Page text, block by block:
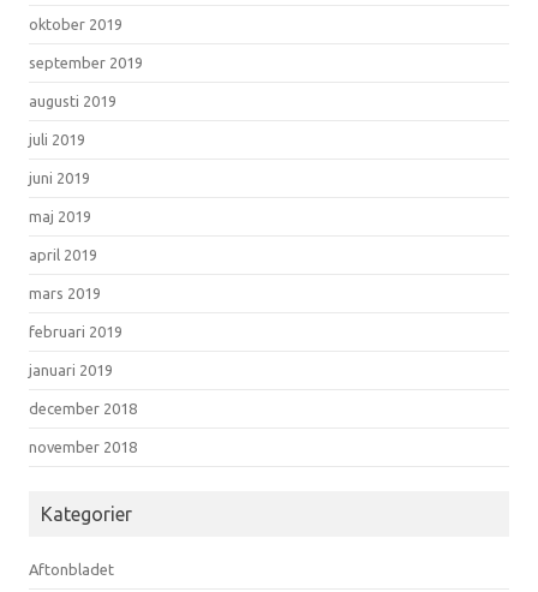
oktober 2019
september 2019
augusti 2019
juli 2019
juni 2019
maj 2019
april 2019
mars 2019
februari 2019
januari 2019
december 2018
november 2018
Kategorier
Aftonbladet